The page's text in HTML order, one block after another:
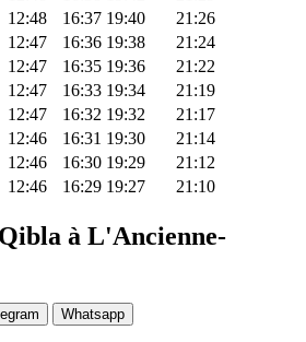
12:48 16:37 19:40
21:26
12:47 16:36 19:38
21:24
12:47 16:35 19:36
21:22
12:47 16:33 19:34
21:19
12:47 16:32 19:32
21:17
12:46 16:31 19:30
21:14
12:46 16:30 19:29
21:12
12:46 16:29 19:27 21:10
à L'Ancienne-
Whatsapp